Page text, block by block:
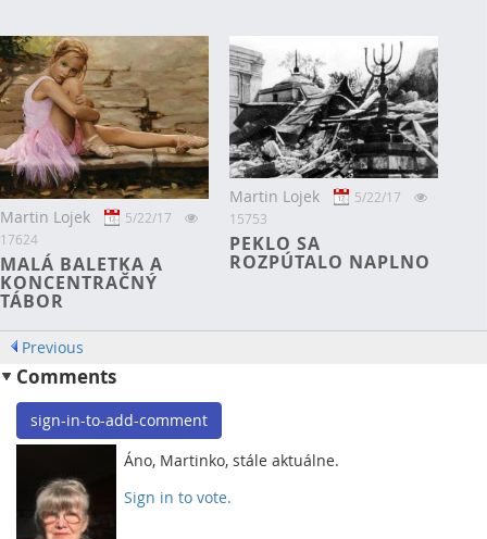
Martin Lojek
5/22/17
17624
MALÁ BALETKA A
KONCENTRAČNÝ
TÁBOR
Martin Lojek
5/22/17
15753
PEKLO SA
ROZPÚTALO NAPLNO
Previous
Comments
sign-in-to-add-comment
Áno, Martinko, stále aktuálne.
Sign in to vote.